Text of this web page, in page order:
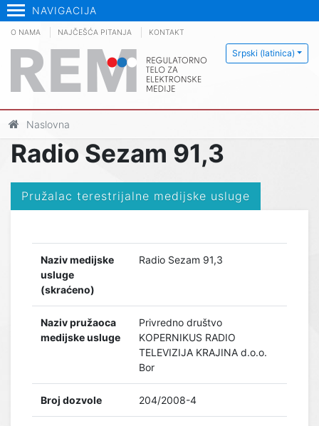
NAVIGACIJA
Srpski (latinica)
O NAMA NAJČEŠĆA PITANJA KONTAKT
Naslovna
Radio Sezam 91,3
Pružalac terestrijalne medijske usluge
Naziv medijske
usluge
(skraćeno)
Radio Sezam 91,3
Naziv pružaoca
medijske usluge
Privredno društvo
KOPERNIKUS RADIO
TELEVIZIJA KRAJINA d.o.o.
Bor
Broj dozvole 204/2008-4